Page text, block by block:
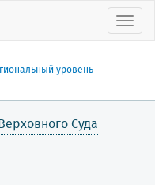
уровень
Суда